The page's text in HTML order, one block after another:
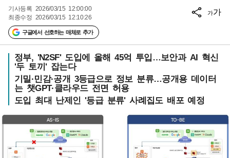
기사등록 2026/03/15 12:00:00
최종수정 2026/03/15 12:10:26
구글에서 선호하는 매체로 추가
가가
정부, 'N2SF' 도입에 올해 45억 투입…보안과 AI 혁신
'두 토끼' 잡는다
기밀·민감·공개 3등급으로 정보 분류…공개용 데이터
는 챗GPT·클라우드 전면 허용
도입 최대 난제인 '등급 분류' 사례집도 배포 예정